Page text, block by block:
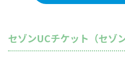
セゾンUCチケット（セゾ